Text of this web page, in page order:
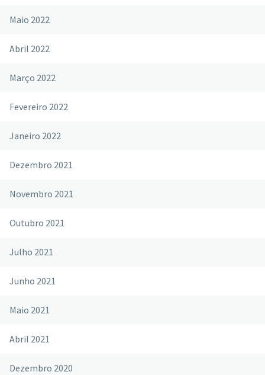
Maio 2022
Abril 2022
Março 2022
Fevereiro 2022
Janeiro 2022
Dezembro 2021
Novembro 2021
Outubro 2021
Julho 2021
Junho 2021
Maio 2021
Abril 2021
Dezembro 2020